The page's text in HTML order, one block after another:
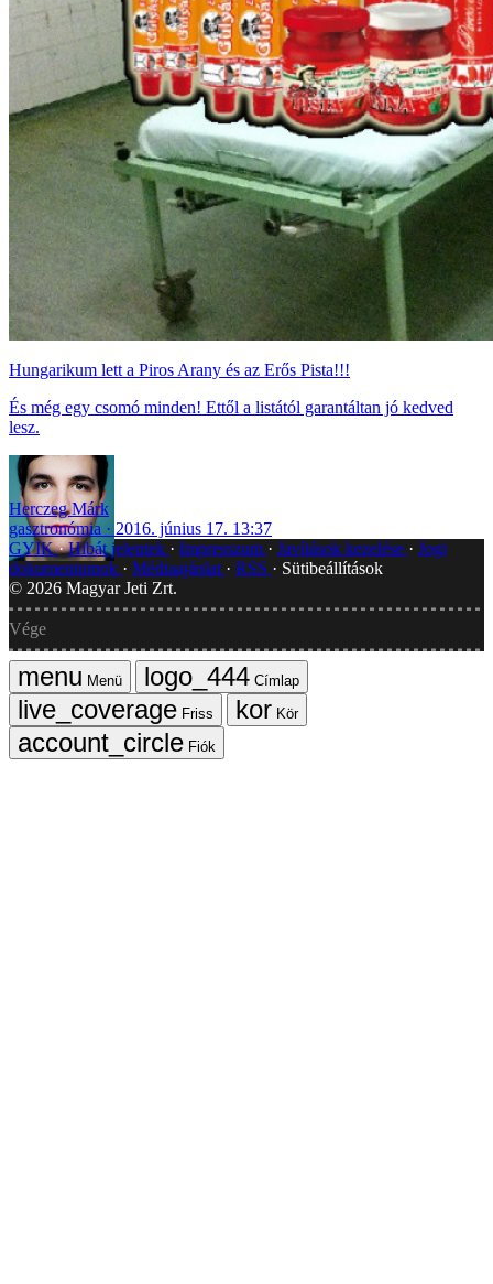
Hungarikum lett a Piros Arany és az Erős Pista!!!
És még egy csomó minden! Ettől a listától garantáltan jó kedved
lesz.
Herczeg Márk
gasztronómia
2016. június 17. 13:37
GYIK Hibát jelentek Impresszum Javítások kezelése
Jogi
dokumentumok
Médiaajánlat RSS
Sütibeállítások
© 2026 Magyar Jeti Zrt.
Vége
Menü
Címlap
Friss
Kör
Fiók